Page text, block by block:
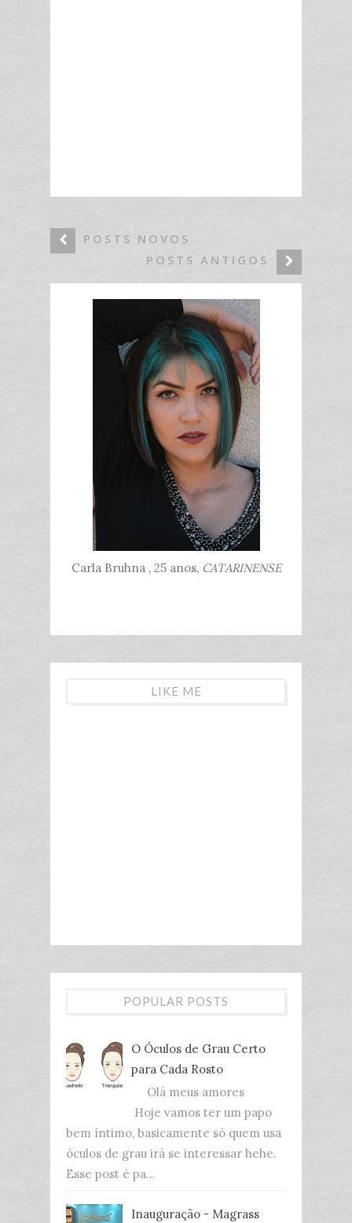
POSTS NOVOS
POSTS ANTIGOS
Carla Bruhna , 25 anos,CATARINENSE
LIKE ME
POPULAR POSTS
O Óculos de Grau Certo
para Cada Rosto
Olá meus amores
Hoje vamos ter um papo
bem íntimo, basicamente só quem usa
óculos de grau irá se interessar hehe.
Esse post é pa...
Inauguração - Magrass